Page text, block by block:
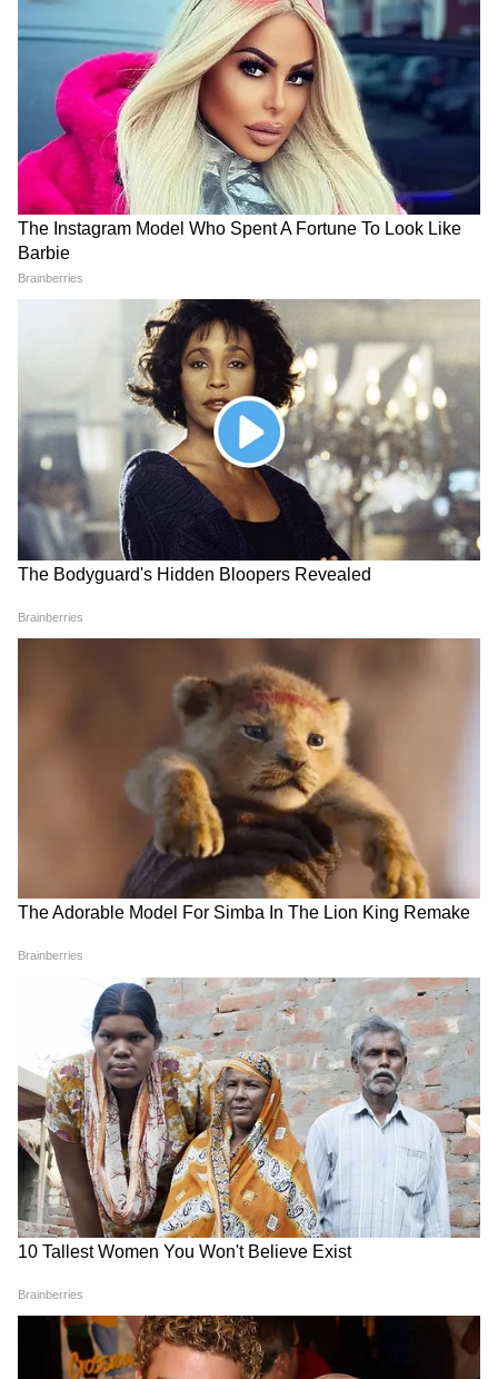
LATEST VIDEOS
LPG Connection eKYC Last Date: बिना
इसके नहीं मिलेगा Cylinder , हर उपभोक्ता को
करवाना होगा ये काम
Kanwar Yatra: 95 वर्षीय दादी की इच्छा को
पूरी करने 25 पोते बने 'श्रवण कुमार'